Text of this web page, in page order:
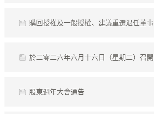
購回授權及一般授權、建議重選退任董事及股東週年大會通告
於二零二六年六月十六日（星期二）召開的股東週年大會（「股東週年大會」）（或其任何續會）的代表委任表格 (311KB)
股東週年大會通告